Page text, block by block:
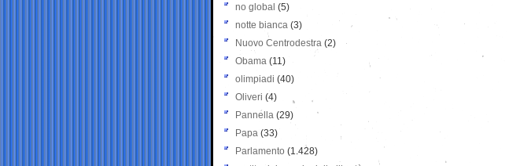
no global (5)
notte bianca (3)
Nuovo Centrodestra (2)
Obama (11)
olimpiadi (40)
Oliveri (4)
Pannella (29)
Papa (33)
Parlamento (1.428)